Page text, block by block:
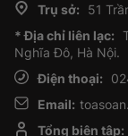
Trụ sở:
51
* Địa chỉ liên lạc:
Nghĩa Đô, Hà Nội.
Điện thoại:
Email:
Tổng biên tập: